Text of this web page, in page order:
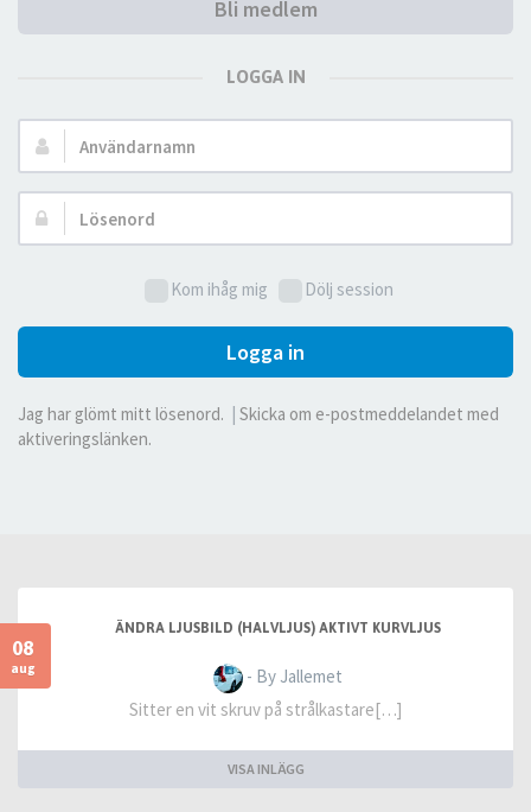
Bli medlem
LOGGA IN
Användarnamn:
Lösenord:
Kom ihåg mig Dölj session
Logga in
Jag har glömt mitt lösenord.
Skicka om e-postmeddelandet med
aktiveringslänken.
08
aug
ÄNDRA LJUSBILD (HALVLJUS) AKTIVT KURVLJUS
- By Jallemet
Sitter en vit skruv på strålkastare[…]
VISA INLÄGG